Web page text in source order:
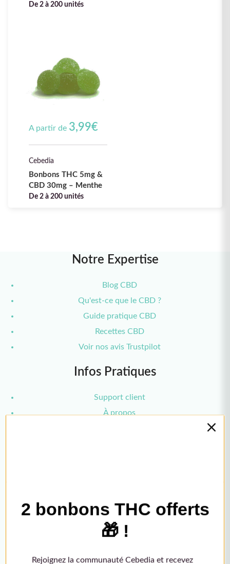
De 2 à 200 unités
A partir de 3,99€
Cebedia
Bonbons THC 5mg &
CBD 30mg – Menthe
De 2 à 200 unités
Notre Expertise
Blog CBD
Qu'est-ce que le CBD ?
Guide pratique CBD
Recettes CBD
Voir nos avis Trustpilot
Infos Pratiques
Support client
À propos
Nous Contacter
Formulaire de contact
Email : contact@cebedia.co
2 bonbons THC offerts